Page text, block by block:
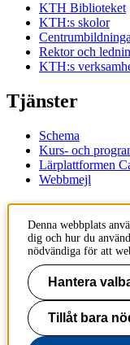
KTH Biblioteket
KTH:s skolor
Rektor och
KTH:s
Tjänster
Schema
Kurs- och
Lärplattformen
Webbmejl
Kontakt
KTH
100 44 Stockholm
+46 8 790 60 00
Kontakta KTH
Jobba på KTH
Press och media
Denna webbplats
dig och hur du
nödvändiga för att
Hantera
Tillåt bara